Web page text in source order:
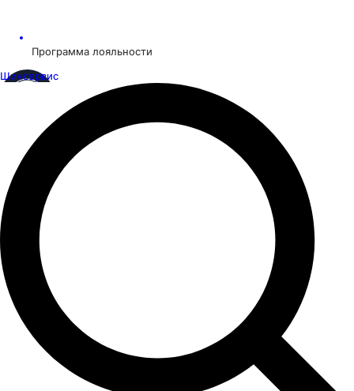
Программа лояльности
Шинсервис